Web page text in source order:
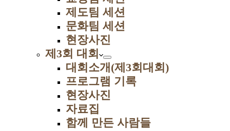
제도팀 세션
문화팀 세션
현장사진
제3회 대회
대회소개(제3회대회)
프로그램 기록
현장사진
자료집
함께 만든 사람들